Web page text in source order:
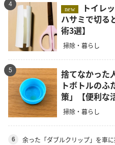
4
new
ハサミで切る
術3選】
掃除・暮らし
5
捨てなかった
トボトルのふ
策」【便利な
掃除・暮らし
6
余った「ダブルクリップ」を車